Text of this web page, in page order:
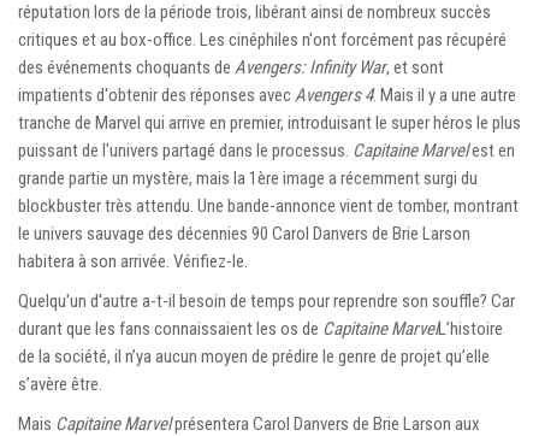
réputation lors de la période trois, libérant ainsi de nombreux succès
critiques et au box-office. Les cinéphiles n'ont forcément pas récupéré
des événements choquants de Avengers: Infinity War, et sont
impatients d'obtenir des réponses avecAvengers 4. Mais il y a une autre
tranche de Marvel qui arrive en premier, introduisant le super héros le plus
puissant de l'univers partagé dans le processus. Capitaine Marvelest en
grande partie un mystère, mais la 1ère image a récemment surgi du
blockbuster très attendu. Une bande-annonce vient de tomber, montrant
le univers sauvage des décennies 90 Carol Danvers de Brie Larson
habitera à son arrivée. Vérifiez-le.
Quelqu'un d'autre a-t-il besoin de temps pour reprendre son souffle? Car
durant que les fans connaissaient les os de Capitaine MarvelL’histoire
de la société, il n’ya aucun moyen de prédire le genre de projet qu’elle
s’avère être.
Mais Capitaine Marvelprésentera Carol Danvers de Brie Larson aux